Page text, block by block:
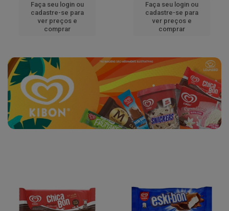
Faça seu login ou
cadastre-se para
ver preços e
comprar
Faça seu login ou
cadastre-se para
ver preços e
comprar